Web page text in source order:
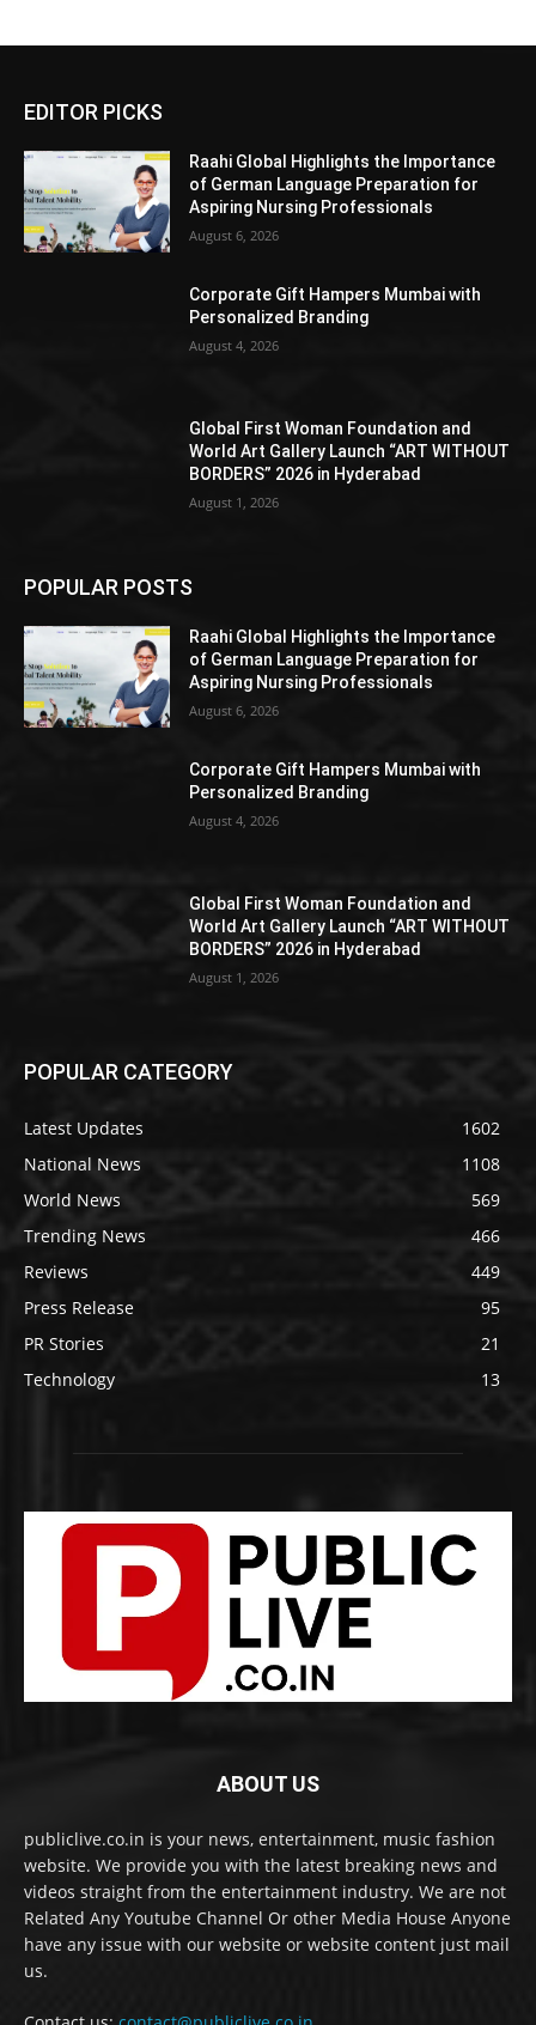
EDITOR PICKS
Raahi Global Highlights the Importance
of German Language Preparation for
Aspiring Nursing Professionals
August 6, 2026
Corporate Gift Hampers Mumbai with
Personalized Branding
August 4, 2026
Global First Woman Foundation and
World Art Gallery Launch “ART WITHOUT
BORDERS” 2026 in Hyderabad
August 1, 2026
POPULAR POSTS
Raahi Global Highlights the Importance
of German Language Preparation for
Aspiring Nursing Professionals
August 6, 2026
Corporate Gift Hampers Mumbai with
Personalized Branding
August 4, 2026
Global First Woman Foundation and
World Art Gallery Launch “ART WITHOUT
BORDERS” 2026 in Hyderabad
August 1, 2026
POPULAR CATEGORY
Latest Updates
1602
National News
1108
World News
569
Trending News
466
Reviews
449
Press Release
95
PR Stories
21
Technology
13
ABOUT US
publiclive.co.in is your news, entertainment, music fashion
website. We provide you with the latest breaking news and
videos straight from the entertainment industry. We are not
Related Any Youtube Channel Or other Media House Anyone
have any issue with our website or website content just mail
us.